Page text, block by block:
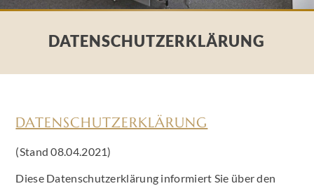
DATENSCHUTZERKLÄRUNG
DATENSCHUTZERKLÄRUNG
(Stand 08.04.2021)
Diese Datenschutzerklärung informiert Sie über den